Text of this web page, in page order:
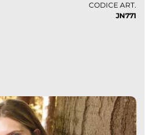
CODICE ART.
JN771